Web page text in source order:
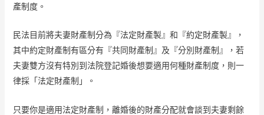
產制度。
民法目前將夫妻財產制分為『法定財產製』和『約定財產製』，
其中約定財產制有區分有『共同財產制』及『分別財產制』，若
夫妻雙方沒有特別到法院登記婚後想要適用何種財產制度，則一
律採「法定財產制」。
只要你是適用法定財產制，離婚後的財產分配就會談到夫妻剩餘